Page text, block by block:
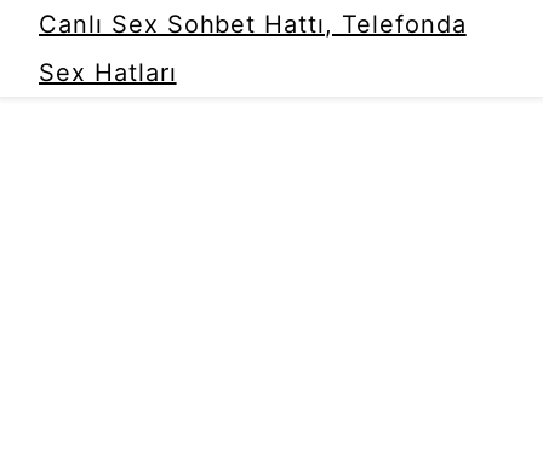
Canlı Sex Sohbet Hattı, Telefonda
Sex Hatları